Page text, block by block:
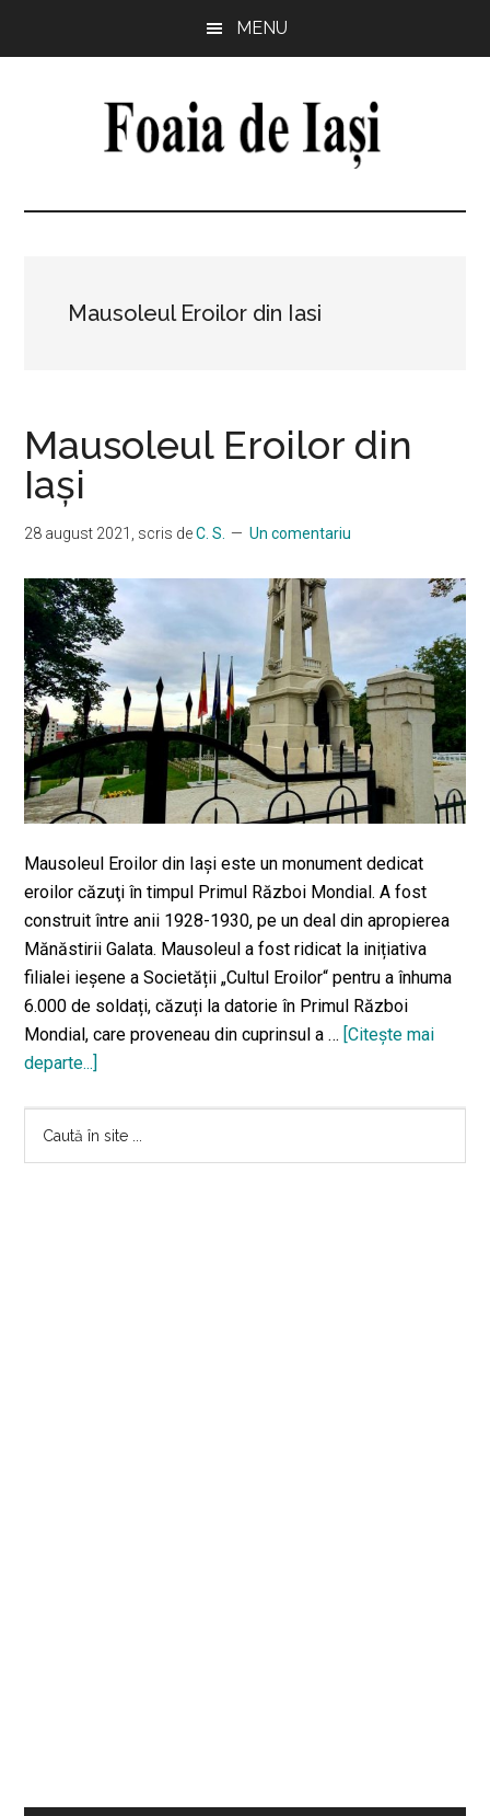
MENU
Foaia
Iași
minte,
comunitate
Mausoleul Eroilor din Iasi
Mausoleul Eroilor din
Iași
28 august 2021 , scris deC. S. Un comentariu
Mausoleul Eroilor din Iaşi este un monument dedicat
eroilor căzuţi în timpul Primul Război Mondial. A fost
construit între anii 1928-1930, pe un deal din apropierea
Mănăstirii Galata. Mausoleul a fost ridicat la inițiativa
filialei ieșene a Societății „Cultul Eroilor“ pentru a înhuma
6.000 de soldați, căzuți la datorie în Primul Război
Mondial, care proveneau din cuprinsul a … [Citeşte mai
departe...]
Iași
Bara
principală